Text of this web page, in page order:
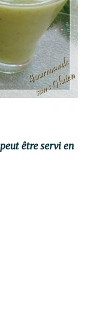
être servi en